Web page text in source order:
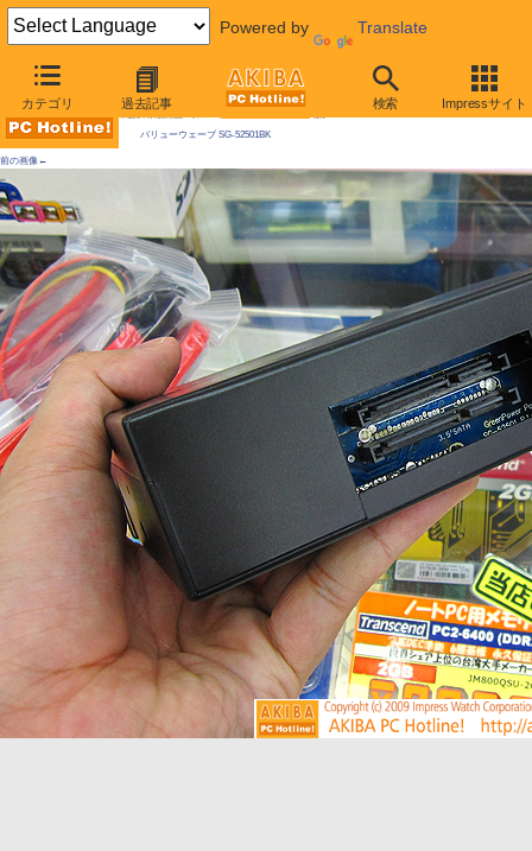
Powered by Translate
カテゴリ 過去記事 検索 Impressサイト
AKIBA PC Hotline! 2009年8月1日号
バリューウェーブ SG-52501BK
前の画像←